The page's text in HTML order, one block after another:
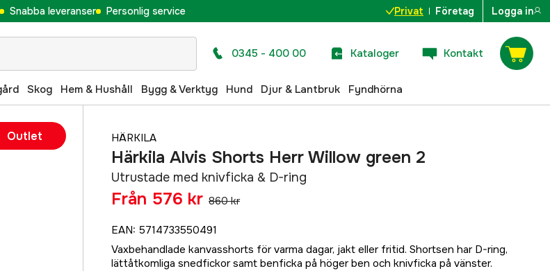
Snabba leveranser Personlig service Privat Företag Logga in
0345 - 400 00 Kataloger Kontakt
Skog Hem & Hushåll Bygg & Verktyg Hund Djur & Lantbruk Fyndhörna
Outlet HÄRKILA
Härkila Alvis Shorts Herr Willow green 2
Utrustade med knivficka & D-ring
Från 576 kr 860 kr
EAN: 5714733550491
Vaxbehandlade kanvasshorts för varma dagar, jakt eller fritid. Shortsen har D-ring,
lättåtkomliga snedfickor samt benficka på höger ben och knivficka på vänster.